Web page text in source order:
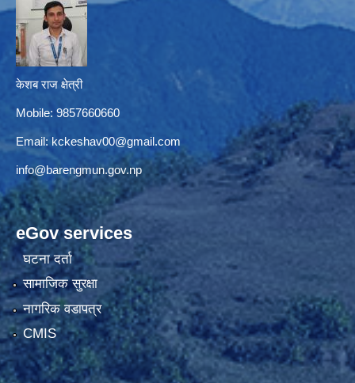
केशब राज क्षेत्री
Mobile: 9857660660
Email: kckeshav00@gmail.com
info@barengmun.gov.np
eGov services
घटना दर्ता
सामाजिक सुरक्षा
नागरिक वडापत्र
CMIS